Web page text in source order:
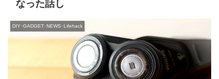
なった話し
DIY･GADGET･NEWS･Lifehack